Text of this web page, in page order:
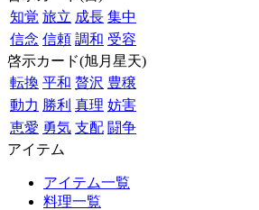
知覚 旅立 成長 集中
信念 信頼 調和 受容
啓示カード(旭月星天)
転換 平和 贅沢 豊穣
動力 勝利 真理 妨害
恵愛 勇気 支配 闘争
アイテム
アイテム一覧
料理一覧